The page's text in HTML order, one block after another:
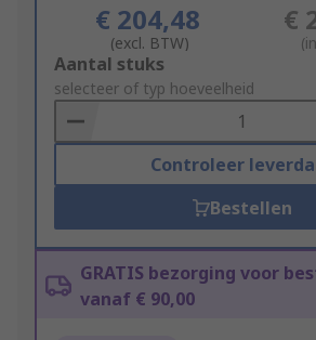
€ 204,48
(excl. BTW)
€
Add
to
Basket
Aantal stuks
selecteer of typ hoeveelheid
Controleer
Bestellen
GRATIS bezorging voor
vanaf € 90,00